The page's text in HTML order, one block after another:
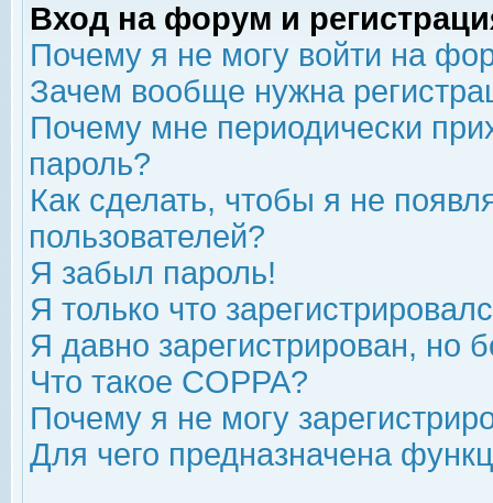
Вход на форум и
Почему я не могу войти на
Зачем вообще нужна
Почему мне периодически
пароль?
Как сделать, чтобы я не
пользователей?
Я забыл пароль!
Я только что
Я давно зарегистрирован, но
Что такое COPPA?
Почему я не могу
Для чего предназначена